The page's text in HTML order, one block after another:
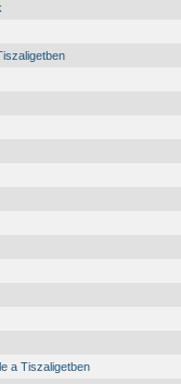
a Tiszaligetben